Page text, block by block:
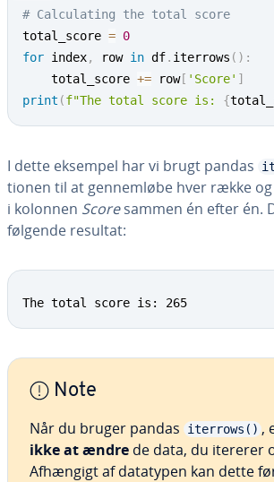
# Calculating the total score
total_score = 0
for index, row in df. iterrows ( ) :
    total_score
+= row[ 'Score' ]
print (f"The total score is: {
I dette eksempel har vi brugt pandas
tio­nen til at gen­nem­lø­be hver række
i kolonnen Scoresammen én efter én.
følgende resultat:
The total score is: 265
Note
Når du bruger pandas iterrows() ,
ikke at ændre de data, du itererer
Afhængigt af datatypen kan dette